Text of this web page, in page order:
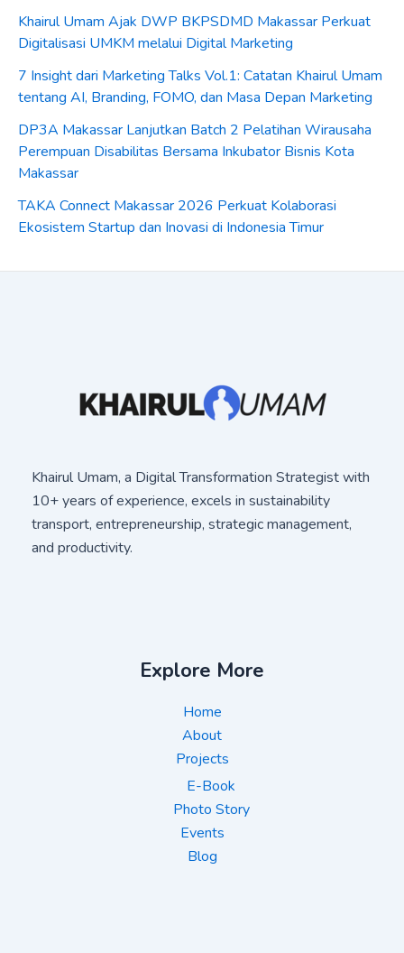
Khairul Umam Ajak DWP BKPSDMD Makassar Perkuat
Digitalisasi UMKM melalui Digital Marketing
7 Insight dari Marketing Talks Vol.1: Catatan Khairul Umam
tentang AI, Branding, FOMO, dan Masa Depan Marketing
DP3A Makassar Lanjutkan Batch 2 Pelatihan Wirausaha
Perempuan Disabilitas Bersama Inkubator Bisnis Kota
Makassar
TAKA Connect Makassar 2026 Perkuat Kolaborasi
Ekosistem Startup dan Inovasi di Indonesia Timur
Khairul Umam, a Digital Transformation Strategist with
10+ years of experience, excels in sustainability
transport, entrepreneurship, strategic management,
and productivity.
Explore More
Home
About
Projects
E-Book
Photo Story
Events
Blog